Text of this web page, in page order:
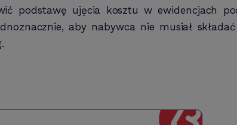
podstawę ujęcia kosztu w ewidencjach
aby nabywca nie musiał